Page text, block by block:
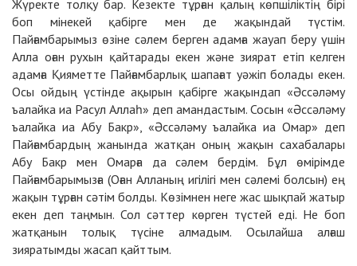
Жүректе толқу бар. Кезекте тұрған қалың көпшіліктің бірі
боп мінекей қабірге мен де жақындай түстім.
Пайғамбарымыз өзіне сәлем берген адамға жауап беру үшін
Алла оған рухын қайтарады екен және зиярат етіп келген
адамға Қияметте Пайғамбарлық шапағат уәжіп болады екен.
Осы ойдың үстінде ақырын қабірге жақындап «Әссәләму
ъалайка иа Расул Аллаһ» деп амандастым. Сосын «Әссәләму
ъалайка иа Абу Бакр», «Әссәләму ъалайка иа Омар» деп
Пайғамбардың жанында жатқан оның жақын сахабалары
Абу Бакр мен Омарға да сәлем бердім. Бұл өмірімде
Пайғамбарымызға (Оған Алланың игілігі мен сәлемі болсын) ең
жақын тұрған сәтім болды. Көзімнен неге жас шықпай жатыр
екен деп таңмын. Сол сәттер көрген түстей еді. Не боп
жатқанын толық түсіне алмадым. Осылайша алғаш
зияратымды жасап қайттым.